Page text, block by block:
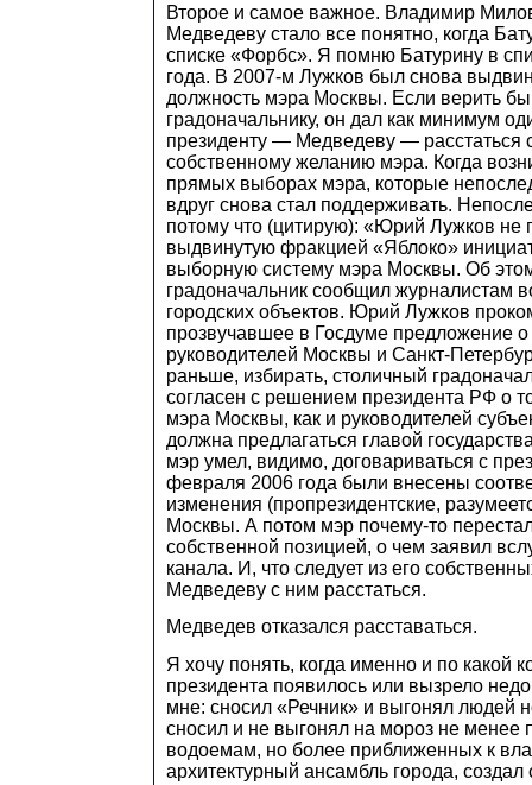
Второе и самое важное. Владимир
Медведеву стало все понятно, когда
списке «Форбс». Я помню Батурину в
года. В 2007-м Лужков был снова
должность мэра Москвы. Если верить
градоначальнику, он дал как минимум
президенту — Медведеву — расстаться
собственному желанию мэра. Когда
прямых выборах мэра, которые
вдруг снова стал поддерживать.
потому что (цитирую): «Юрий Лужков не
выдвинутую фракцией «Яблоко»
выборную систему мэра Москвы. Об
градоначальник сообщил журналистам
городских объектов. Юрий Лужков
прозвучавшее в Госдуме предложение о
руководителей Москвы и Санкт-
раньше, избирать, столичный
согласен с решением президента РФ о
мэра Москвы, как и руководителей
должна предлагаться главой
мэр умел, видимо, договариваться с
февраля 2006 года были внесены
изменения (пропрезидентские,
Москвы. А потом мэр почему-то
собственной позицией, о чем заявил
канала. И, что следует из его
Медведеву с ним расстаться.
Медведев отказался расставаться.
Я хочу понять, когда именно и по какой
президента появилось или вызрело
мне: сносил «Речник» и выгонял людей
сносил и не выгонял на мороз не менее
водоемам, но более приближенных к
архитектурный ансамбль города,